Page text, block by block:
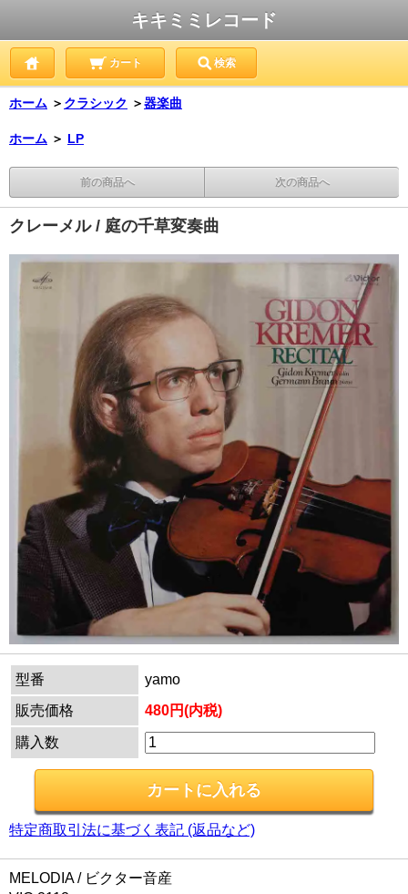
キキミミレコード
カート 検索
ホーム ＞ クラシック ＞器楽曲
ホーム ＞ LP
前の商品へ 次の商品へ
クレーメル / 庭の千草変奏曲
型番
yamo
販売価格
480円(内税)
購入数
特定商取引法に基づく表記 (返品など)
MELODIA / ビクター音産